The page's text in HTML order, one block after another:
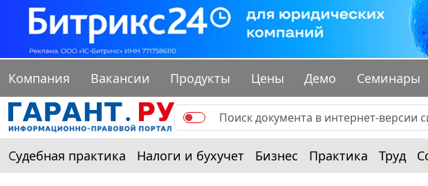
Компания Вакансии Продукты Цены Демо Семинары
Судебная практика Налоги и бухучет Бизнес Практика Труд